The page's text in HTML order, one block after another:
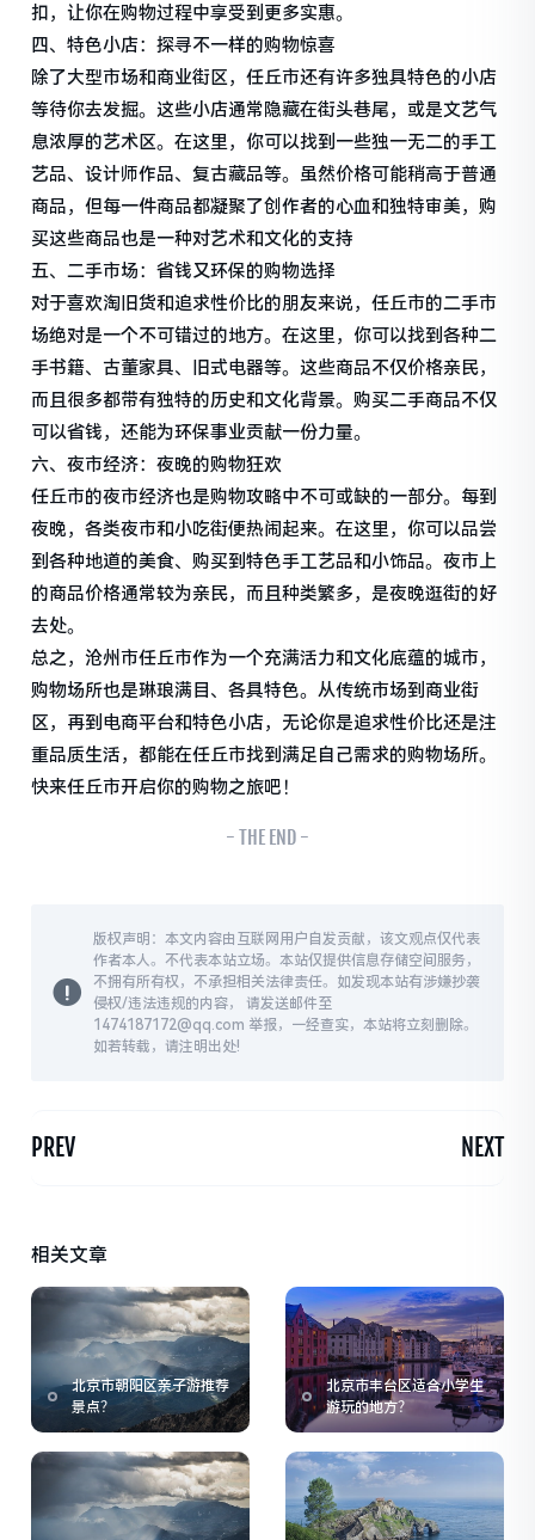
扣，让你在购物过程中享受到更多实惠。
四、特色小店：探寻不一样的购物惊喜
除了大型市场和商业街区，任丘市还有许多独具特色的小店
等待你去发掘。这些小店通常隐藏在街头巷尾，或是文艺气
息浓厚的艺术区。在这里，你可以找到一些独一无二的手工
艺品、设计师作品、复古藏品等。虽然价格可能稍高于普通
商品，但每一件商品都凝聚了创作者的心血和独特审美，购
买这些商品也是一种对艺术和文化的支持
五、二手市场：省钱又环保的购物选择
对于喜欢淘旧货和追求性价比的朋友来说，任丘市的二手市
场绝对是一个不可错过的地方。在这里，你可以找到各种二
手书籍、古董家具、旧式电器等。这些商品不仅价格亲民，
而且很多都带有独特的历史和文化背景。购买二手商品不仅
可以省钱，还能为环保事业贡献一份力量。
六、夜市经济：夜晚的购物狂欢
任丘市的夜市经济也是购物攻略中不可或缺的一部分。每到
夜晚，各类夜市和小吃街便热闹起来。在这里，你可以品尝
到各种地道的美食、购买到特色手工艺品和小饰品。夜市上
的商品价格通常较为亲民，而且种类繁多，是夜晚逛街的好
去处。
总之，沧州市任丘市作为一个充满活力和文化底蕴的城市，
购物场所也是琳琅满目、各具特色。从传统市场到商业街
区，再到电商平台和特色小店，无论你是追求性价比还是注
重品质生活，都能在任丘市找到满足自己需求的购物场所。
快来任丘市开启你的购物之旅吧！
- THE END -
版权声明：本文内容由互联网用户自发贡献，该文观点仅代表
作者本人。不代表本站立场。本站仅提供信息存储空间服务，
不拥有所有权，不承担相关法律责任。如发现本站有涉嫌抄袭
侵权/违法违规的内容， 请发送邮件至
1474187172@qq.com 举报，一经查实，本站将立刻删除。
如若转载，请注明出处!
PREV NEXT
相关文章
北京市朝阳区亲子游推荐
景点？
北京市丰台区适合小学生
游玩的地方？